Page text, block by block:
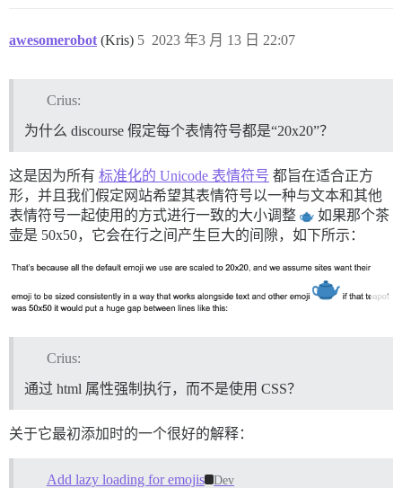
awesomerobot (Kris) 2023 年3 月 13 日 22:07
5
Crius:
为什么 discourse 假定每个表情符号都是“20x20”？
这是因为所有 标准化的 Unicode 表情符号 都旨在适合正方
形，并且我们假定网站希望其表情符号以一种与文本和其他
表情符号一起使用的方式进行一致的大小调整
如果那个茶
壶是 50x50，它会在行之间产生巨大的间隙，如下所示：
Crius:
通过 html 属性强制执行，而不是使用 CSS？
关于它最初添加时的一个很好的解释：
Add lazy loading for emojis Dev